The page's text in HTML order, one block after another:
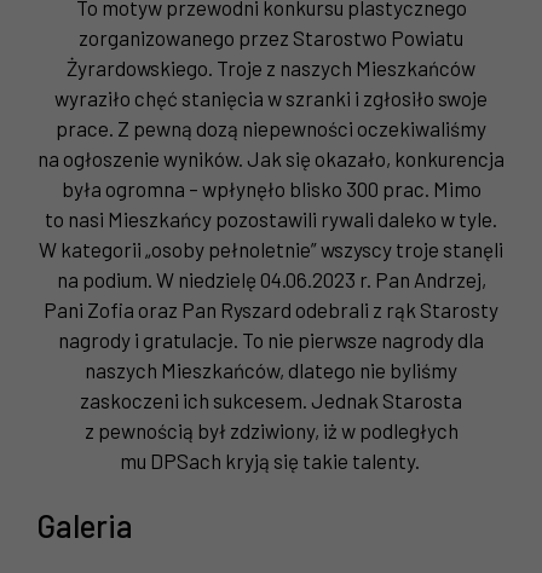
To motyw przewodni konkursu plastycznego
zorganizowanego przez Starostwo Powiatu
Żyrardowskiego. Troje z naszych Mieszkańców
wyraziło chęć stanięcia w szranki i zgłosiło swoje
prace. Z pewną dozą niepewności oczekiwaliśmy
na ogłoszenie wyników. Jak się okazało, konkurencja
była ogromna – wpłynęło blisko 300 prac. Mimo
to nasi Mieszkańcy pozostawili rywali daleko w tyle.
W kategorii „osoby pełnoletnie” wszyscy troje stanęli
na podium. W niedzielę 04.06.2023 r. Pan Andrzej,
Pani Zofia oraz Pan Ryszard odebrali z rąk Starosty
nagrody i gratulacje. To nie pierwsze nagrody dla
naszych Mieszkańców, dlatego nie byliśmy
zaskoczeni ich sukcesem. Jednak Starosta
z pewnością był zdziwiony, iż w podległych
mu DPSach kryją się takie talenty.
Galeria